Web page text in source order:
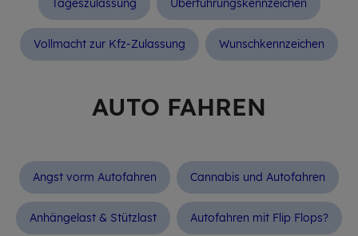
Tageszulassung Überfüh­rungs­kenn­zei­chen
Vollmacht zur Kfz-Zulassung Wunschkennzeichen
AUTO FAH­REN
Angst vorm Auto­fahren Cannabis und Autofahren
Anhängelast & Stütz­last Autofahren mit Flip Flops?